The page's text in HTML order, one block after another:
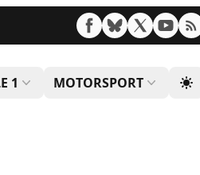
1 MOTORSPORT